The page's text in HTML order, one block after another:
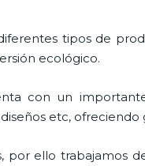
tipos de
ecológico.
con un
etc,
ello trabajamos